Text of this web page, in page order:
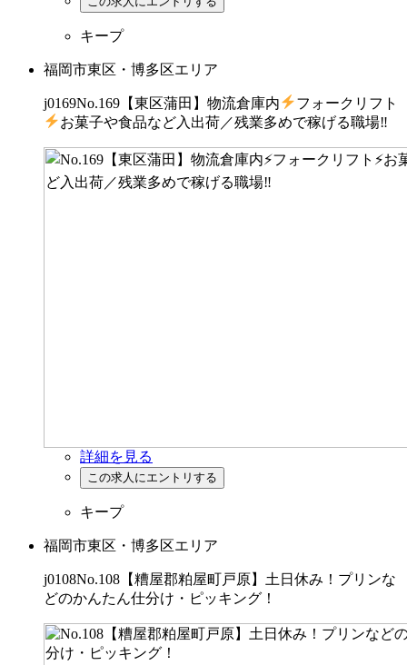
キープ
福岡市東区・博多区エリア
j0169No.169【東区蒲田】物流倉庫内
フォークリフト
お菓子や食品など入出荷／残業多めで稼げる職場‼
詳細を見る
キープ
福岡市東区・博多区エリア
j0108No.108【糟屋郡粕屋町戸原】土日休み！プリンな
どのかんたん仕分け・ピッキング！